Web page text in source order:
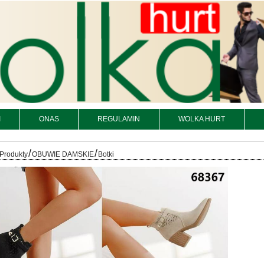
ONAS REGULAMIN WOLKA HURT
Produkty/OBUWIE DAMSKIE/ Botki